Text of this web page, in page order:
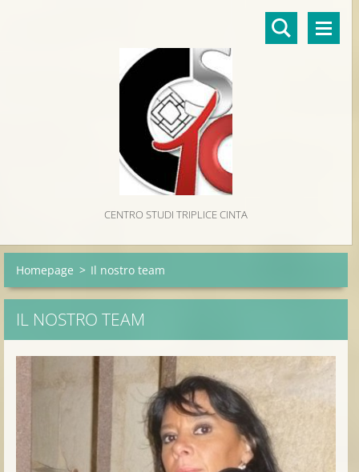
CENTRO STUDI TRIPLICE CINTA
Homepage > Il nostro team
IL NOSTRO TEAM